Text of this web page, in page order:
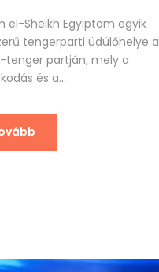
el-Sheikh Egyiptom egyik
tengerparti üdülőhelye a
tenger partján, mely a
és a...